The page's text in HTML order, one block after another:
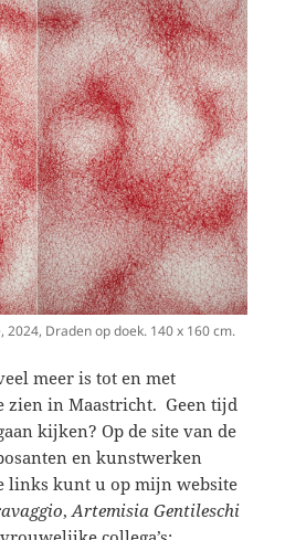
2024, Draden op doek. 140 x 160 cm.
meer is tot en met
zien in Maastricht. Geen tijd
kijken? Op de site van de
en kunstwerken
links kunt u op mijn website
,Artemisia Gentileschi